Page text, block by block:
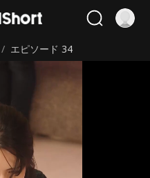
/ エピソード 34